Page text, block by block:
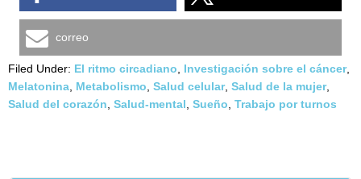
correo
Filed Under: El ritmo circadiano Investigación sobre el cáncer,
Melatonina Metabolismo Salud celular, Salud de la mujer,
Salud del corazón Salud-mental Sueño Trabajo por turnos